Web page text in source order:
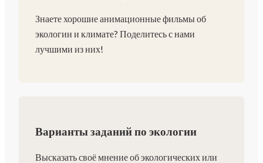
Знаете хорошие анимационные фильмы об
экологии и климате? Поделитесь с нами
лучшими из них!
Варианты заданий по экологии
Высказать своё мнение об экологических или